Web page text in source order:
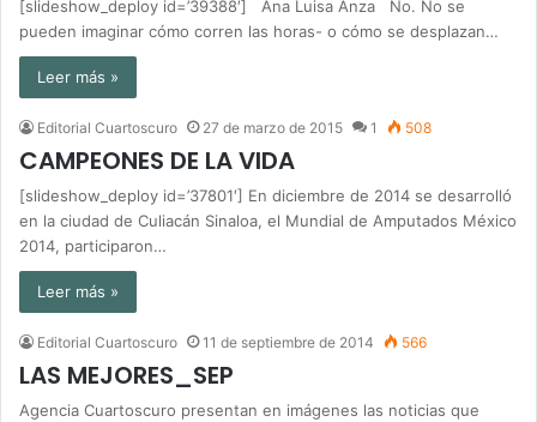
[slideshow_deploy id=’39388′] Ana Luisa Anza No. No se
pueden imaginar cómo corren las horas- o cómo se desplazan…
Leer más »
Editorial Cuartoscuro 27 de marzo de 2015 1 508
CAMPEONES DE LA VIDA
[slideshow_deploy id=’37801′] En diciembre de 2014 se desarrolló
en la ciudad de Culiacán Sinaloa, el Mundial de Amputados México
2014, participaron…
Leer más »
Editorial Cuartoscuro 11 de septiembre de 2014 566
LAS MEJORES_SEP
Agencia Cuartoscuro presentan en imágenes las noticias que